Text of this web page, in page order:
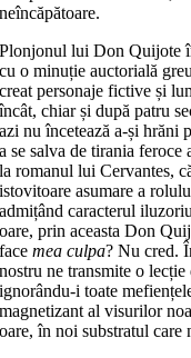
neîncăpătoare.
Plonjonul lui Don Quijote
cu o minuție auctorială
creat personaje fictive și
încât, chiar și după patru
azi nu încetează a-și hrăni
a se salva de tirania
la romanul lui Cervantes,
istovitoare asumare a
admițând caracterul
oare, prin aceasta Don
facemea culpa? Nu cred.
nostru ne transmite o
ignorându-i toate
magnetizant al visurilor
oare, în noi substratul care